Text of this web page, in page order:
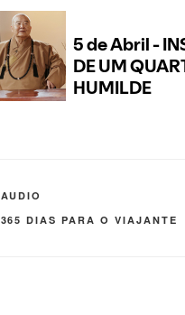
AUDIO
365 DIAS PARA O VIAJANTE